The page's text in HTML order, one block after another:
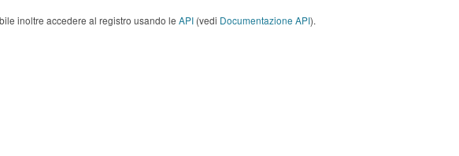
inoltre accedere al registro usando le API (vedi Documentazione API).